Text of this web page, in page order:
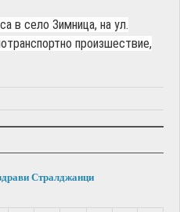
в село Зимница, на ул.
произшествие,
Стралджанци